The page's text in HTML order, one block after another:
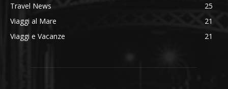
Travel News
25
Viaggi al Mare
21
Viaggi e Vacanze
21